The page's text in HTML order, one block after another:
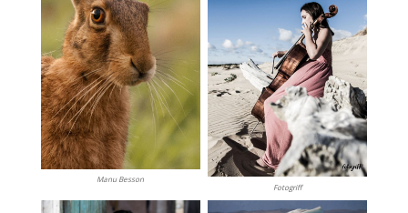
Manu Besson
Fotogriff